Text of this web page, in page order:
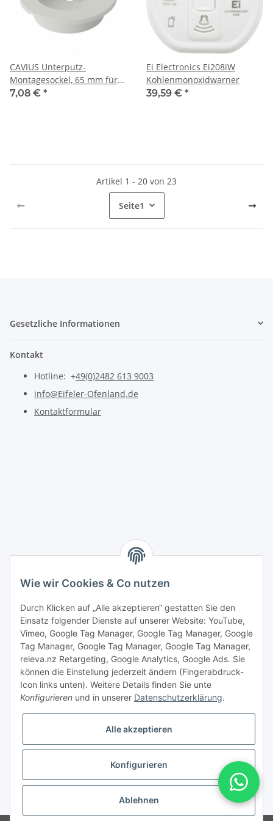
CAVIUS Unterputz-
Montagesockel, 65 mm für
CAVIUS "Wireless" Melder
7,08 € *
Ei Electronics Ei208iW
Kohlenmonoxidwarner
39,59 € *
Artikel 1 - 20 von 23
Seite1
Gesetzliche Informationen
Kontakt
Hotline: +49(0)2482 613 9003
info@Eifeler-Ofenland.de
Kontaktformular
Vertrag widerrufen
* Alle Preise inkl. gesetzlicher USt., zzgl.Versand
Wie wir Cookies & Co nutzen
Durch Klicken auf „Alle akzeptieren“ gestatten Sie den
Einsatz folgender Dienste auf unserer Website: YouTube,
Vimeo, Google Tag Manager, Google Tag Manager, Google
Tag Manager, Google Tag Manager, Google Tag Manager,
releva.nz Retargeting, Google Analytics, Google Ads. Sie
können die Einstellung jederzeit ändern (Fingerabdruck-
Icon links unten). Weitere Details finden Sie unte
Konfigurieren und in unserer Datenschutzerklärung.
Alle akzeptieren
Konfigurieren
Ablehnen